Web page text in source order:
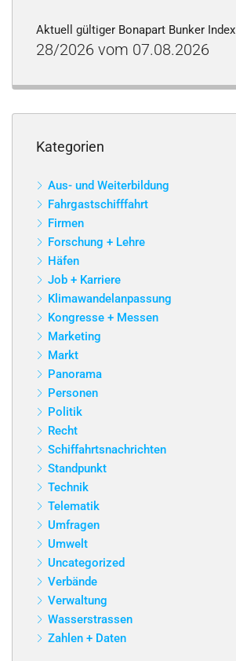
Aktuell gültiger Bonapart Bunker Index
28/2026 vom 07.08.2026
Kategorien
Aus- und Weiterbildung
Fahrgastschifffahrt
Firmen
Forschung + Lehre
Häfen
Job + Karriere
Klimawandelanpassung
Kongresse + Messen
Marketing
Markt
Panorama
Personen
Politik
Recht
Schiffahrtsnachrichten
Standpunkt
Technik
Telematik
Umfragen
Umwelt
Uncategorized
Verbände
Verwaltung
Wasserstrassen
Zahlen + Daten